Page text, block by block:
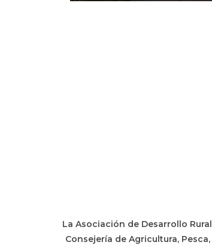
La Asociación de Desarrollo
Consejería de Agricultura,